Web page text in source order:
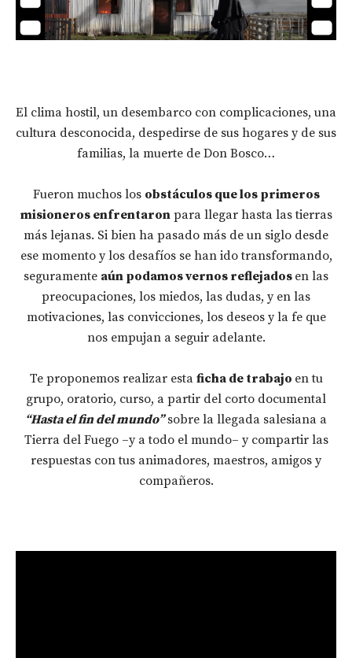
El clima hostil, un desembarco con complicaciones, una
cultura desconocida, despedirse de sus hogares y de sus
familias, la muerte de Don Bosco…
Fueron muchos los obstáculos que los primeros
misioneros enfrentaronpara llegar hasta las tierras
más lejanas. Si bien ha pasado más de un siglo desde
ese momento y los desafíos se han ido transformando,
seguramente aún podamos vernos reflejados en las
preocupaciones, los miedos, las dudas, y en las
motivaciones, las convicciones, los deseos y la fe que
nos empujan a seguir adelante.
Te proponemos realizar esta ficha de trabajo en tu
grupo, oratorio, curso, a partir del corto documental
“Hasta el fin del mundo” sobre la llegada salesiana a
Tierra del Fuego –y a todo el mundo– y compartir las
respuestas con tus animadores, maestros, amigos y
compañeros.